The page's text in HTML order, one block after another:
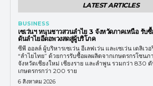
LATEST ARTICLES
BUSINESS
เซเว่นฯ หนุนชาวสวนลำไย 3 จังหวัดภาคเหนือ รั
ดันลำไยอีดอพวงสดสู่ผู้บริโภค
ซีพี ออลล์ ผู้บริหารเซเว่น อีเลฟเว่น และเซเว่น เดลิเ
“ลำไยไทย” ด้วยการรับซื้อผลผลิตจากเกษตรกรโซน
จังหวัดเชียงใหม่ เชียงราย และลำพูน รวมกว่า 830
เกษตรกรกว่า 200 ราย
6 สิงหาคม 2026